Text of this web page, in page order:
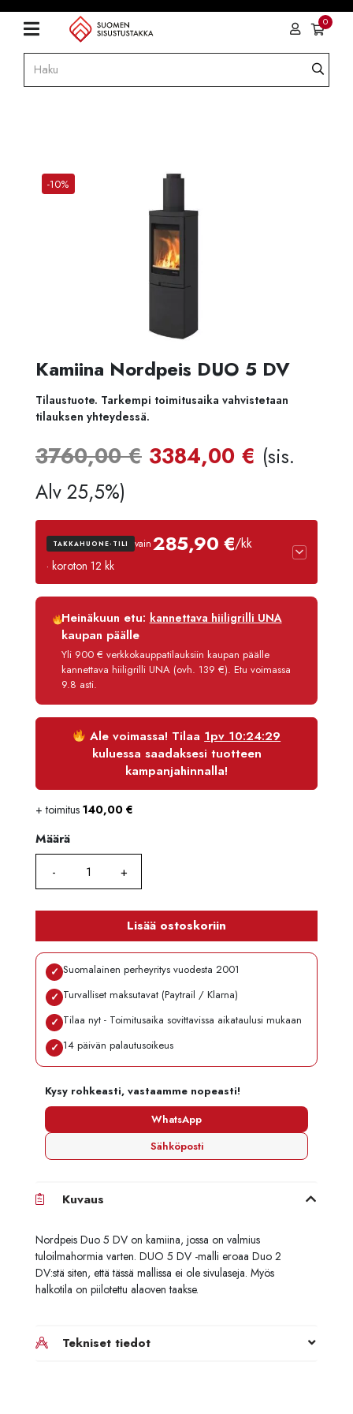
0
-10%
Kamiina Nordpeis DUO 5 DV
Tilaustuote. Tarkempi toimitusaika vahvistetaan
tilauksen yhteydessä.
3760,00€ Alkuperäinen
oli:
3760,00 €.
3384,00 €
on:
(sis.
Alv 25,5%)
TAKKAHUONE-TILI vain285,90 €/kk
· koroton 12 kk
Luottoaika
12 kk
Korko
Käsittelymaksu
3,90 €/kk
Maksettava yhteensä
3 430,80 €
Heinäkuun etu: kannettava hiiligrilli UNA
kaupan päälle
Yli 900 € verkkokauppatilauksiin kaupan päälle
kannettava hiiligrilli UNA (ovh. 139 €). Etu voimassa
9.8 asti.
Ale voimassa! Tilaa 1pv 10:24:29
kuluessa saadaksesi tuotteen
kampanjahinnalla!
+ toimitus 140,00 €
Määrä
Määrä
Lisää ostoskoriin
✓ Suomalainen perheyritys vuodesta 2001
✓ Turvalliset maksutavat (Paytrail / Klarna)
✓ Tilaa nyt - Toimitusaika sovittavissa aikataulusi mukaan
✓ 14 päivän palautusoikeus
Kysy rohkeasti, vastaamme nopeasti!
WhatsApp
Sähköposti
Kuvaus
Nordpeis Duo 5 DV on kamiina, jossa on valmius
tuloilmahormia varten. DUO 5 DV -malli eroaa Duo 2
DV:stä siten, että tässä mallissa ei ole sivulaseja. Myös
halkotila on piilotettu alaoven taakse.
Tekniset tiedot